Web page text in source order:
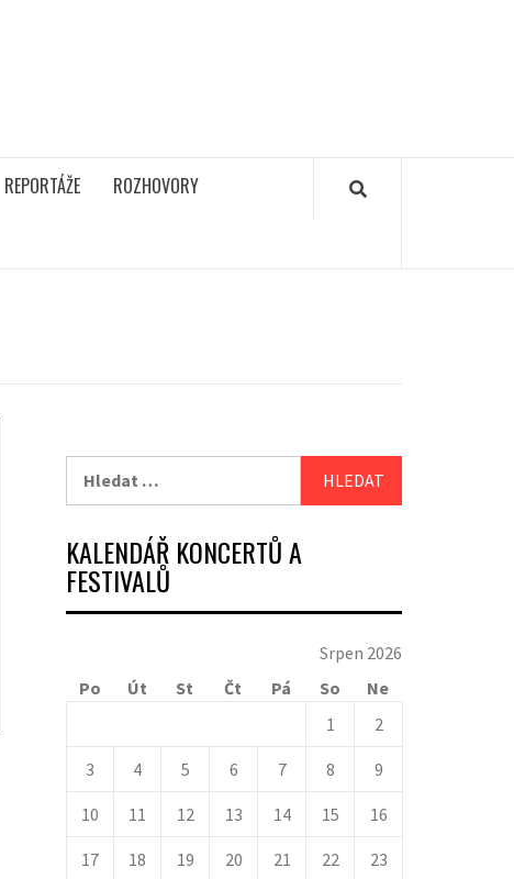
REPORTÁŽE ROZHOVORY
KALENDÁŘ KONCERTŮ A
FESTIVALŮ
Srpen 2026
Po
Út St Čt Pá So
Ne
1
2
3 4 5 6 7 8 9
10 11 12 13 14 15 16
17 18 19 20 21 22 23